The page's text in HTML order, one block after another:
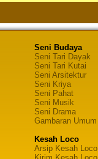
Seni Budaya
Seni Tari Dayak
Seni Tari Kutai
Seni Arsitektur
Seni Kriya
Seni Pahat
Seni Musik
Seni Drama
Gambaran Umum
Kesah Loco
Arsip Kesah Loco